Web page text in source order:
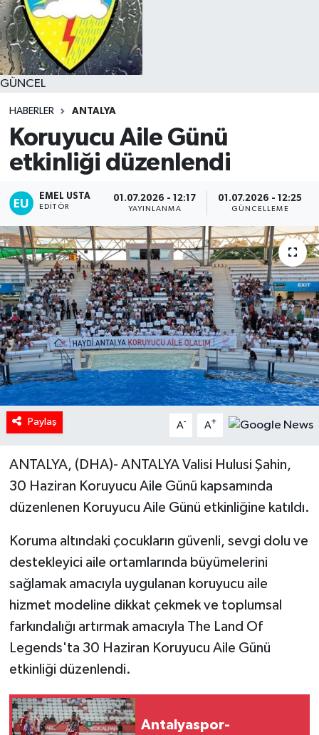
GÜNCEL
HABERLER ANTALYA
Koruyucu Aile Günü
etkinliği düzenlendi
EMEL USTA
EDITÖR
01.07.2026 - 12:17
YAYINLANMA
01.07.2026 - 12:25
GÜNCELLEME
Paylaş A- A+
ANTALYA, (DHA)- ANTALYA Valisi Hulusi Şahin,
30 Haziran Koruyucu Aile Günü kapsamında
düzenlenen Koruyucu Aile Günü etkinliğine katıldı.
Koruma altındaki çocukların güvenli, sevgi dolu ve
destekleyici aile ortamlarında büyümelerini
sağlamak amacıyla uygulanan koruyucu aile
hizmet modeline dikkat çekmek ve toplumsal
farkındalığı artırmak amacıyla The Land Of
Legends'ta 30 Haziran Koruyucu Aile Günü
etkinliği düzenlendi.
Antalyaspor-